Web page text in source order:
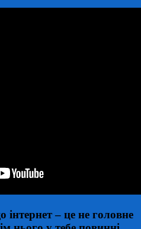
– це не головне